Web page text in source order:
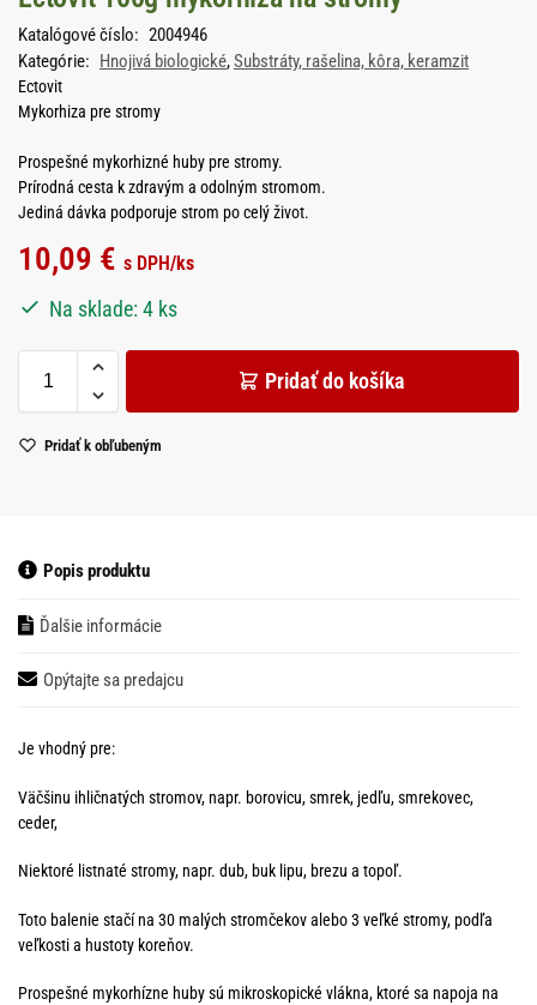
Katalógové číslo: 2004946
Kategórie: Hnojivá biologické,Substráty, rašelina, kôra, keramzit
Ectovit
Mykorhiza pre stromy
Prospešné mykorhizné huby pre stromy.
Prírodná cesta k zdravým a odolným stromom.
Jediná dávka podporuje strom po celý život.
10,09 € s DPH/ks
Na sklade: 4 ks
Pridať do košíka
Pridať k obľubeným
Popis produktu
Ďalšie informácie
Opýtajte sa predajcu
Je vhodný pre:
Väčšinu ihličnatých stromov, napr. borovicu, smrek, jedľu, smrekovec,
ceder,
Niektoré listnaté stromy, napr. dub, buk lipu, brezu a topoľ.
Toto balenie stačí na 30 malých stromčekov alebo 3 veľké stromy, podľa
veľkosti a hustoty koreňov.
Prospešné mykorhízne huby sú mikroskopické vlákna, ktoré sa napoja na